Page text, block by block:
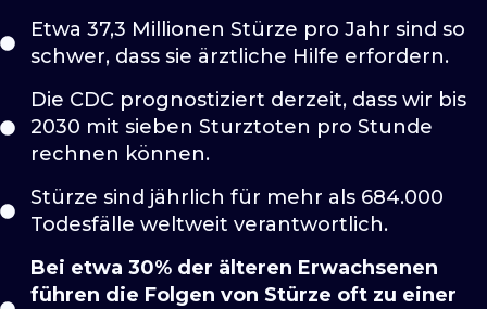
Etwa 37,3 Millionen Stürze pro Jahr sind so
schwer, dass sie ärztliche Hilfe erfordern.
Die CDC prognostiziert derzeit, dass wir bis
2030 mit sieben Sturztoten pro Stunde
rechnen können.
Stürze sind jährlich für mehr als 684.000
Todesfälle weltweit verantwortlich.
Bei etwa 30% der älteren Erwachsenen
führen die Folgen von Stürze oft zu einer